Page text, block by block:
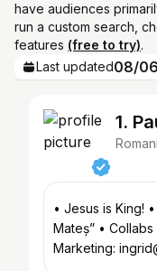
have audiences
run a custom search,
features (free to try).
Last updated08/
1.
• Jesus is King!
Mateș” • Collabs
Marketing: